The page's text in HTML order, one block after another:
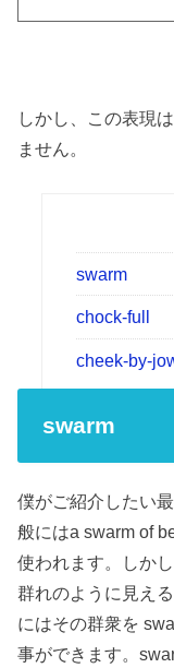
しかし、この表現
ません。
swarm
chock-full
cheek-by-
swarm
僕がご紹介したい
般にはa swarm of
使われます。しか
群れのように見え
にはその群衆を
事ができます。